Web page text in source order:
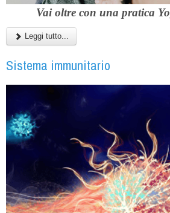
Vai oltre con una pratica
Leggi tutto...
Sistema immunitario